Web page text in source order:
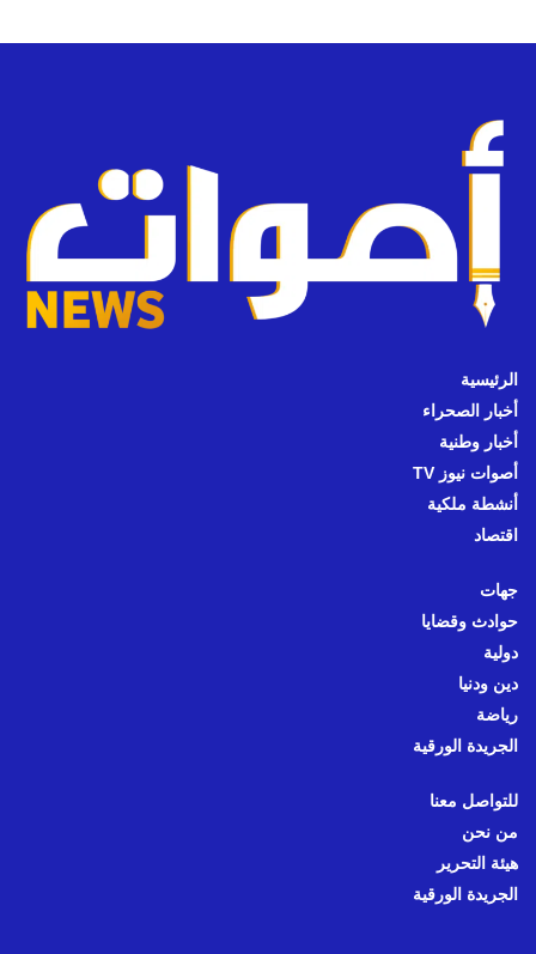
الرئيسية
أخبار الصحراء
أخبار وطنية
أصوات نيوز TV
أنشطة ملكية
اقتصاد
جهات
حوادث وقضايا
دولية
دين ودنيا
رياضة
الجريدة الورقية
للتواصل معنا
من نحن
هيئة التحرير
الجريدة الورقية